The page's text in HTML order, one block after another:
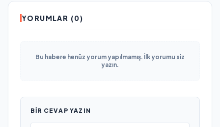
YORUMLAR (0)
Bu habere henüz yorum yapılmamış. İlk yorumu siz
yazın.
BIR CEVAP YAZIN